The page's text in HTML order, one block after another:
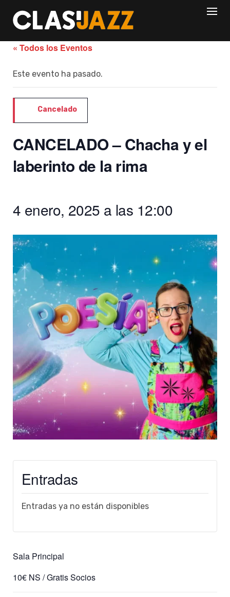
content
« Todos los Eventos
Este evento ha pasado.
Cancelado
CANCELADO – Chacha y el
laberinto de la rima
4 enero, 2025 a las 12:00
Entradas
Entradas ya no están disponibles
Sala Principal
10€ NS / Gratis Socios